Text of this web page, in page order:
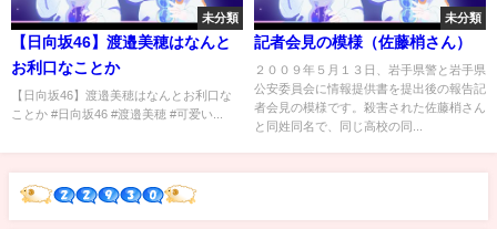
未分類
【日向坂46】渡邉美穂はなんと
お利口なことか
【日向坂46】渡邉美穂はなんとお利口な
ことか #日向坂46 #渡邉美穂 #可爱い...
未分類
記者会見の模様（佐藤梢さん）
２００９年５月１３日、岩手県警と岩手県
公安委員会に情報提供書を提出後の報告記
者会見の模様です。殺害された佐藤梢さん
と同姓同名で、同じ高校の同...